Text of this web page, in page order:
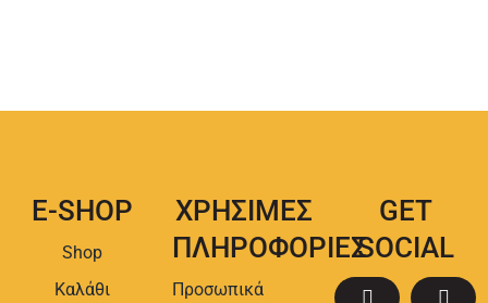
E-SHOP
Shop
Καλάθι
ΧΡΗΣΙΜΕΣ
ΠΛΗΡΟΦΟΡΙΕΣ
Προσωπικά
GET
SOCIAL